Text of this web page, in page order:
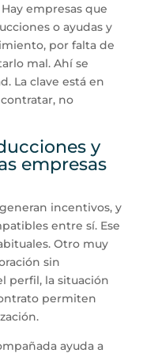
empresas que
o ayudas y
por falta de
mal. Ahí se
La clave está en
no
y
empresas
incentivos, y
entre sí. Ese
Otro muy
sin
perfil, la situación
permiten
ayuda a